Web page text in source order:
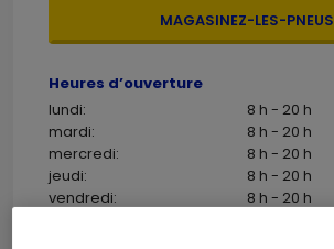
MAGASINEZ-LES-PNEUS
Heures d’ouverture
lundi:
8 h - 20 h
mardi:
8 h - 20 h
mercredi:
8 h - 20 h
jeudi:
8 h - 20 h
vendredi:
8 h - 20 h